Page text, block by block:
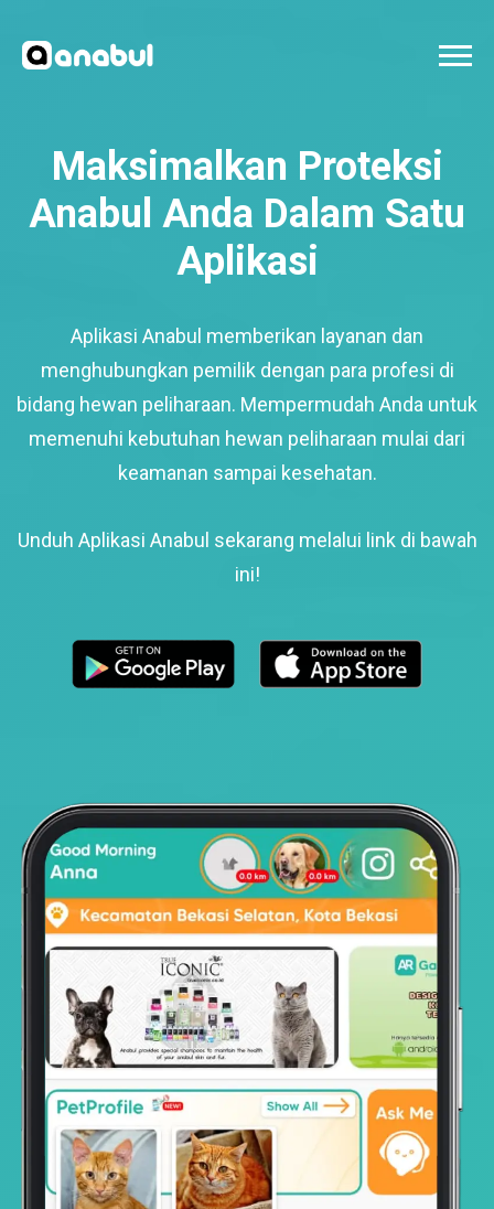
Maksimalkan Proteksi
Anabul Anda Dalam Satu
Aplikasi
Aplikasi Anabul memberikan layanan dan
menghubungkan pemilik dengan para profesi di
bidang hewan peliharaan. Mempermudah Anda untuk
memenuhi kebutuhan hewan peliharaan mulai dari
keamanan sampai kesehatan.
Unduh Aplikasi Anabul sekarang melalui link di bawah
ini!